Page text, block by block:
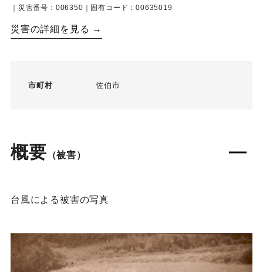
｜災害番号：006350｜固有コード：00635019
災害の詳細を見る →
市町村 佐伯市
概要 （被害）
台風による被害の写真